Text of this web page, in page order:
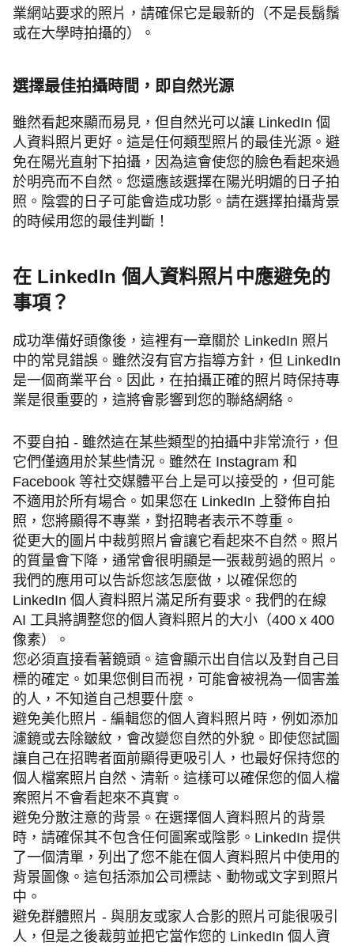
業網站要求的照片，請確保它是最新的（不是長鬍鬚
或在大學時拍攝的）。
選擇最佳拍攝時間，即 自然光源
雖然看起來顯而易見，但自然光可以讓 LinkedIn 個
人資料照片更好。這是任何類型照片的最佳光源。避
免在陽光直射下拍攝，因為這會使您的臉色看起來過
於明亮而不自然。您還應該選擇在陽光明媚的日子拍
照。陰雲的日子可能會造成功影。請在選擇拍攝背景
的時候用您的最佳判斷！
在 LinkedIn 個人資料照片中應避免的
事項 ？
成功準備好頭像後，這裡有一章關於 LinkedIn 照片
中的常見錯誤。雖然沒有官方指導方針，但 LinkedIn
是一個商業平台。因此，在拍攝正確的照片時保持專
業是很重要的，這將會影響到您的聯絡網絡。
不要自拍 - 雖然這在某些類型的拍攝中非常流行，但
它們僅適用於某些情況。雖然在 Instagram 和
Facebook 等社交媒體平台上是可以接受的，但可能
不適用於所有場合。如果您在 LinkedIn 上發佈自拍
照，您將顯得不專業，對招聘者表示不尊重。
從更大的圖片中裁剪照片會讓它看起來不自然。照片
的質量會下降，通常會很明顯是一張裁剪過的照片。
我們的應用可以告訴您該怎麼做，以確保您的
LinkedIn 個人資料照片滿足所有要求。我們的在線
AI 工具將調整您的個人資料照片的大小（400 x 400
像素）。
您必須直接看著鏡頭。這會顯示出自信以及對自己目
標的確定。如果您側目而視，可能會被視為一個害羞
的人，不知道自己想要什麼。
避免美化照片 - 編輯您的個人資料照片時，例如添加
濾鏡或去除皺紋，會改變您自然的外貌。即使您試圖
讓自己在招聘者面前顯得更吸引人，也最好保持您的
個人檔案照片自然、清新。這樣可以確保您的個人檔
案照片不會看起來不真實。
避免分散注意的背景。在選擇個人資料照片的背景
時，請確保其不包含任何圖案或陰影。LinkedIn 提供
了一個清單，列出了您不能在個人資料照片中使用的
背景圖像。這包括添加公司標誌、動物或文字到照片
中。
避免群體照片 - 與朋友或家人合影的照片可能很吸引
人，但是之後裁剪並把它當作您的 LinkedIn 個人資